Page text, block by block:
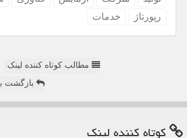
رپورتاژ
خدمات
مطالب کوتاه کننده لینک
بازگشت
كوتاه كننده لینك